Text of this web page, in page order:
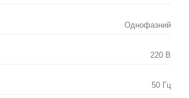
Однофазний
220 В
50 Гц